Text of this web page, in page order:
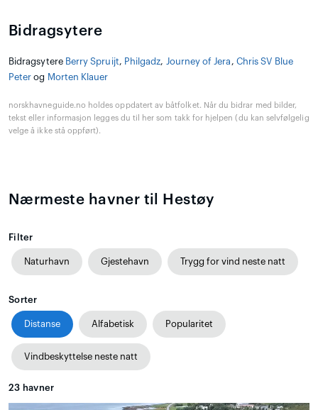
Bidragsytere
Bidragsytere Berry Spruijt, Philgadz, Journey of Jera , Chris SV Blue
Peter og Morten Klauer
norskhavneguide.no holdes oppdatert av båtfolket. Når du bidrar med bilder,
tekst eller informasjon legges du til her som takk for hjelpen (du kan selvfølgelig
velge å ikke stå oppført).
Nærmeste havner til Hestøy
Filter
Naturhavn Gjestehavn Trygg for vind neste natt
Sorter
Distanse Alfabetisk Popularitet
Vindbeskyttelse neste natt
23 havner